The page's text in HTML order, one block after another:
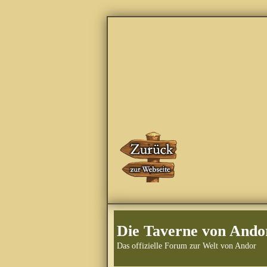
Die Taverne von
Das offizielle Forum zur Welt von Andor